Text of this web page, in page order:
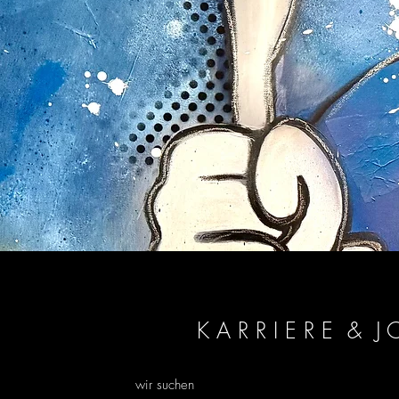
K A R R I E R E & J
wir suchen